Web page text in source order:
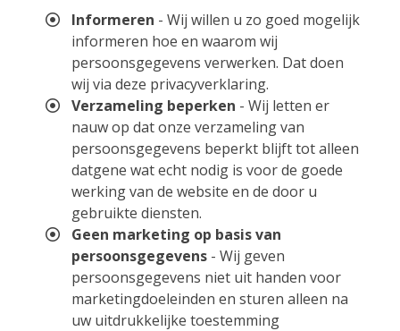
Informeren - Wij willen u zo goed mogelijk
informeren hoe en waarom wij
persoonsgegevens verwerken. Dat doen
wij via deze privacyverklaring.
Verzameling beperken - Wij letten er
nauw op dat onze verzameling van
persoonsgegevens beperkt blijft tot alleen
datgene wat echt nodig is voor de goede
werking van de website en de door u
gebruikte diensten.
Geen marketing op basis van
persoonsgegevens - Wij geven
persoonsgegevens niet uit handen voor
marketingdoeleinden en sturen alleen na
uw uitdrukkelijke toestemming